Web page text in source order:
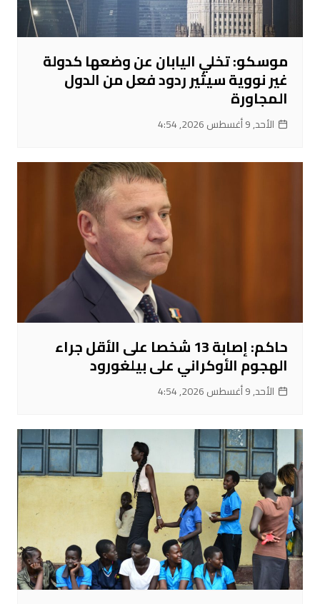
موسكو: تخلي اليابان عن وضعها كدولة
غير نووية سيثير ردود فعل من الدول
المجاورة
الأحد, 9 أغسطس 2026, 4:54
حاكم: إصابة 13 شخصا على الأقل جراء
الهجوم الأوكراني على بيلغورود
الأحد, 9 أغسطس 2026, 4:54